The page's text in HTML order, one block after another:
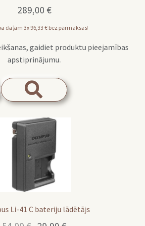
289,00 €
daļām 3x96,33 €bez pārmaksas!
gaidiet produktu pieejamības
apstiprinājumu.
Li-41 C bateriju lādētājs
Original Current